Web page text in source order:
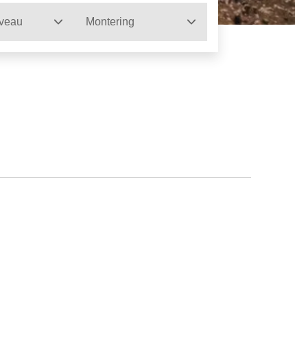
Montering